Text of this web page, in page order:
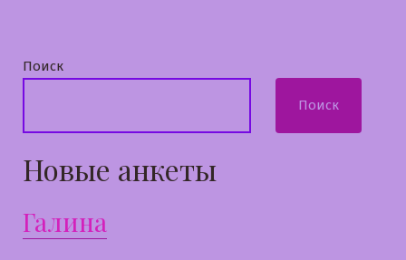
Поиск
Поиск
Новые анкеты
Галина